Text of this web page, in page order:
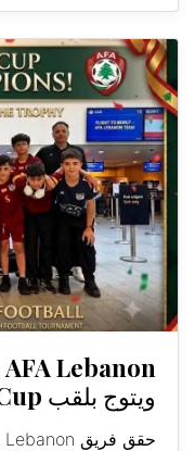
ويتوج بلقب Dana Cup العالمية